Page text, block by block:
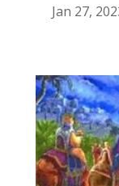
Jan 27,